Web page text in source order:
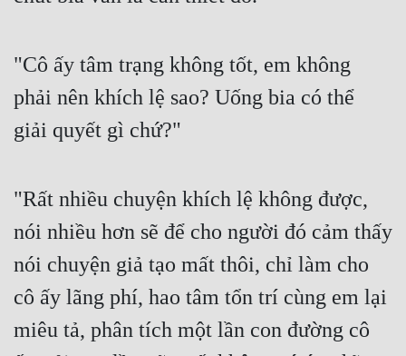
"Cô ấy tâm trạng không tốt, em không
phải nên khích lệ sao? Uống bia có thể
giải quyết gì chứ?"
"Rất nhiều chuyện khích lệ không được,
nói nhiều hơn sẽ để cho người đó cảm thấy
nói chuyện giả tạo mất thôi, chỉ làm cho
cô ấy lãng phí, hao tâm tổn trí cùng em lại
miêu tả, phân tích một lần con đường cô